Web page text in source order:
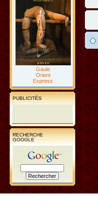
Gaule
Orient
Express
PUBLICITÉS
RECHERCHE
GOOGLE